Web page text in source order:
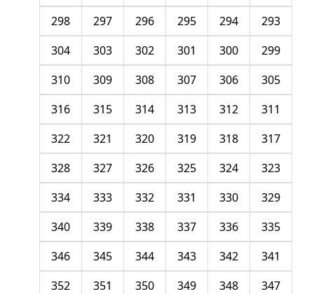
293
294
295
296
297
298
299
300
301
302
303
304
305
306
307
308
309
310
311
312
313
314
315
316
317
318
319
320
321
322
323
324
325
326
327
328
329
330
331
332
333
334
335
336
337
338
339
340
341
342
343
344
345
346
347
348
349
350
351
352